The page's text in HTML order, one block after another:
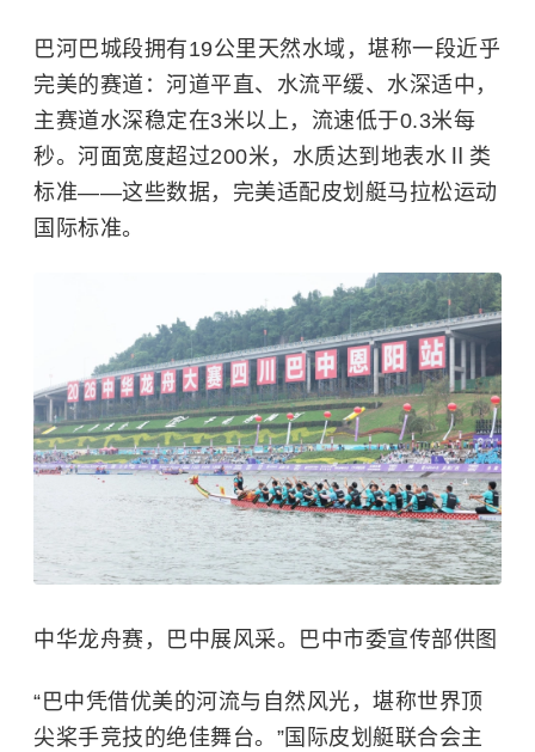
巴河巴城段拥有19公里天然水域，堪称一段近乎
完美的赛道：河道平直、水流平缓、水深适中，
主赛道水深稳定在3米以上，流速低于0.3米每
秒。河面宽度超过200米，水质达到地表水Ⅱ类
标准——这些数据，完美适配皮划艇马拉松运动
国际标准。
中华龙舟赛，巴中展风采。巴中市委宣传部供图
“巴中凭借优美的河流与自然风光，堪称世界顶
尖桨手竞技的绝佳舞台。”国际皮划艇联合会主